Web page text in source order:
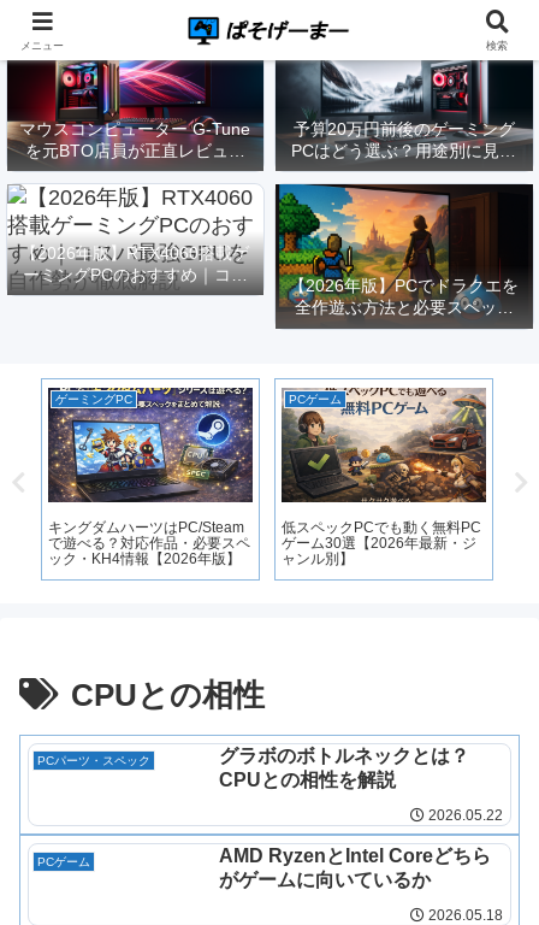
マウスコンピューター G-Tune
を元BTO店員が正直レビュー
｜実際どうなの？
予算20万円前後のゲーミング
PCはどう選ぶ？用途別に見る
構成と注意点【2026年版】
【2026年版】RTX4060搭載ゲ
ーミングPCのおすすめ｜コス
パ最強GPUを自作勢が徹底解
【2026年版】PCでドラクエを
全作遊ぶ方法と必要スペック
｜FF14勢がまとめてみた
ゲーミングPC
キングダムハーツはPC/Steam
で遊べる？対応作品・必要スペ
ック・KH4情報【2026年版】
PCゲーム
低スペックPCでも動く無料PC
ゲーム30選【2026年最新・ジ
ャンル別】
CPUとの相性
PCパーツ・スペック
グラボのボトルネックとは？
CPUとの相性を解説
2026.05.22
PCゲーム
AMD RyzenとIntel Coreどちら
がゲームに向いているか
2026.05.18
メニュー 検索